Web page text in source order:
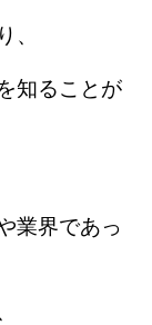
、
知ることが
業界であっ